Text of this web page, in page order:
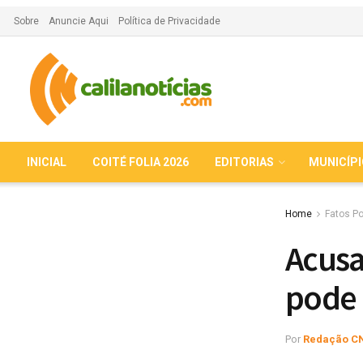
Sobre Anuncie Aqui Política de Privacidade
INICIAL COITÉ FOLIA 2026 EDITORIAS
Home Fatos
pode
Por Redação